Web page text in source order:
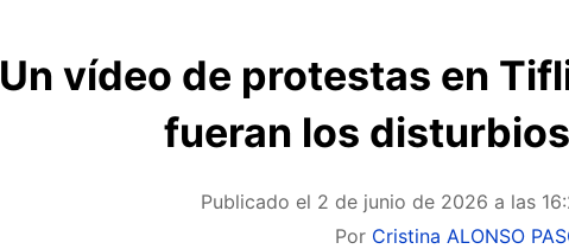
Un vídeo de protestas en
fueran los
Publicado el 2 de junio de 2026 a las
Por Cristina ALONSO